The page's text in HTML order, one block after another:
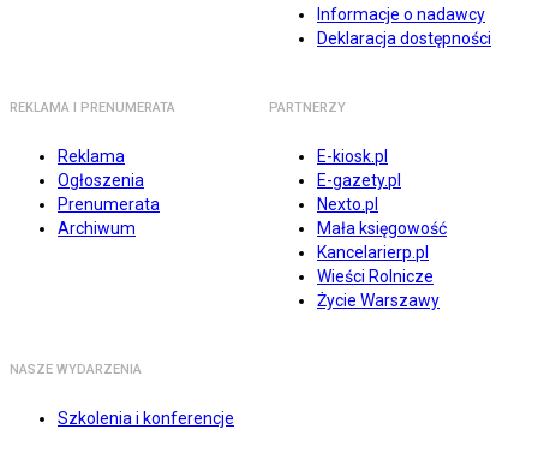
Informacje o nadawcy
Deklaracja dostępności
REKLAMA I PRENUMERATA
Reklama
Ogłoszenia
Prenumerata
Archiwum
PARTNERZY
E-kiosk.pl
E-gazety.pl
Nexto.pl
Mała księgowość
Kancelarierp.pl
Wieści Rolnicze
Życie Warszawy
NASZE WYDARZENIA
Szkolenia i konferencje